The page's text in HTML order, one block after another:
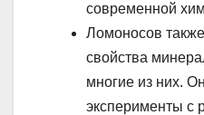
современной
Ломоносов
свойства
многие из них.
эксперименты с